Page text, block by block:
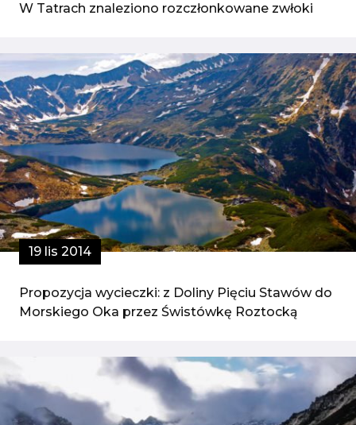
W Tatrach znaleziono rozczłonkowane zwłoki
19 lis 2014
Propozycja wycieczki: z Doliny Pięciu Stawów do
Morskiego Oka przez Świstówkę Roztocką